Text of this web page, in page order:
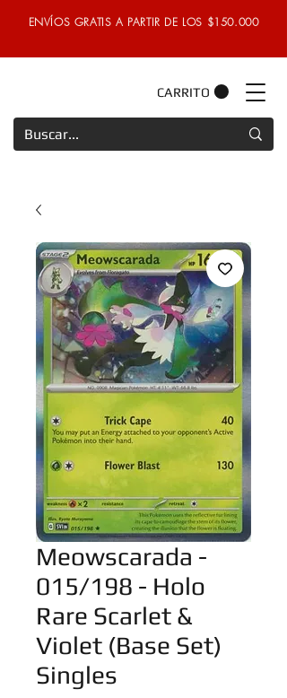
ENVÍOS GRATIS A PARTIR DE LOS $150.000
CARRITO
Meowscarada -
015/198 - Holo
Rare Scarlet &
Violet (Base Set)
Singles